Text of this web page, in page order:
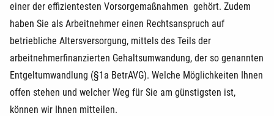
einer der effizientesten Vorsorgemaßnahmen gehört. Zudem
haben Sie als Arbeitnehmer einen Rechtsanspruch auf
betriebliche Altersversorgung, mittels des Teils der
arbeitnehmerfinanzierten Gehaltsumwandung, der so genannten
Entgeltumwandlung (§1a BetrAVG). Welche Möglichkeiten Ihnen
offen stehen und welcher Weg für Sie am günstigsten ist,
können wir Ihnen mitteilen.